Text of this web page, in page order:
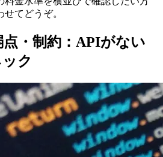
せてどうぞ。
点・制約：APIがない
ク